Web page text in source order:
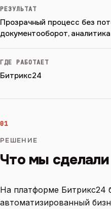
РЕЗУЛЬТАТ
Прозрачный процесс без
документооборот,
ГДЕ РАБОТАЕТ
Битрикс24
01
РЕШЕНИЕ
Что мы сделали
На платформе Битрикс24
автоматизированный